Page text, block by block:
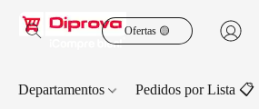
Ofertas 🟡
Departamentos Pedidos por Lista 📋